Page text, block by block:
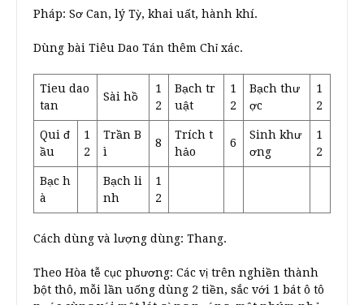
Pháp: Sơ Can, lý Tỳ, khai uất, hành khí.
Dùng bài Tiêu Dao Tán thêm Chỉ xác.
Tieu dao
tan
Sài hồ
1
2
Bạch tr
uật
1
2
Bạch thư
ợc
1
2
Qui đ
ầu
1
2
Trần B
ì
8
Trích t
hảo
6
Sinh khư
ơng
1
2
Bạc h
à
Bạch li
nh
1
2
Cách dùng và lượng dùng: Thang.
Theo Hòa tễ cục phương: Các vị trên nghiền thành
bột thô, mỗi lần uống dùng 2 tiền, sắc với 1 bát ô tô